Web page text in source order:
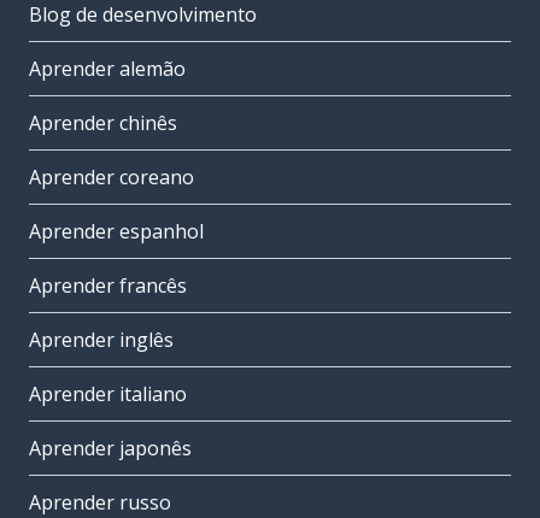
Blog de desenvolvimento
Aprender alemão
Aprender chinês
Aprender coreano
Aprender espanhol
Aprender francês
Aprender inglês
Aprender italiano
Aprender japonês
Aprender russo